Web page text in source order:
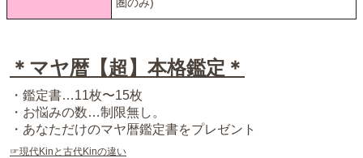
＊マヤ暦【超】本格鑑定＊
・鑑定書…11枚〜15枚
・お悩みの数…制限無し。
・あなただけのマヤ暦鑑定書をプレゼント
☞現代Kinと古代Kinの違い